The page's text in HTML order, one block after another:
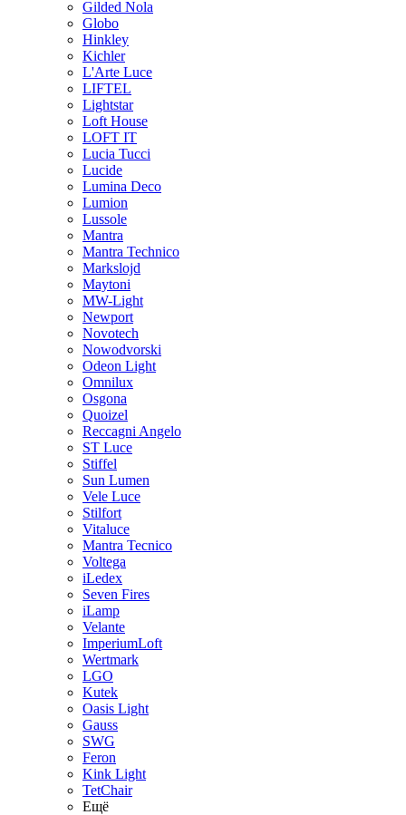
Gilded Nola
Globo
Hinkley
Kichler
L'Arte Luce
LIFTEL
Lightstar
Loft House
LOFT IT
Lucia Tucci
Lucide
Lumina Deco
Lumion
Lussole
Mantra
Mantra Technico
Markslojd
Maytoni
MW-Light
Newport
Novotech
Nowodvorski
Odeon Light
Omnilux
Osgona
Quoizel
Reccagni Angelo
ST Luce
Stiffel
Sun Lumen
Vele Luce
Stilfort
Vitaluce
Mantra Tecnico
Voltega
iLedex
Seven Fires
iLamp
Velante
ImperiumLoft
Wertmark
LGO
Kutek
Oasis Light
Gauss
SWG
Feron
Kink Light
TetСhair
Ещё